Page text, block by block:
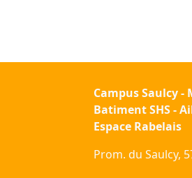
Campus Saulcy -
Batiment SHS -
Espace Rabelais
Prom. du Saulcy,